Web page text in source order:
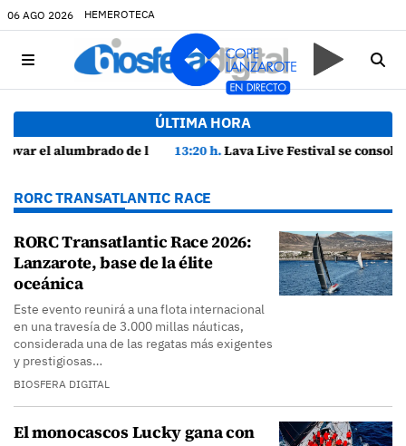
06 AGO 2026 HEMEROTECA
ÚLTIMA HORA
13:20 h.Lava Live Festival se consolida como atractivo turístico y agente dinamizador de la economía de Lanzarote
RORC TRANSATLANTIC RACE
RORC Transatlantic Race 2026:
Lanzarote, base de la élite
oceánica
Este evento reunirá a una flota internacional
en una travesía de 3.000 millas náuticas,
considerada una de las regatas más exigentes
y prestigiosas…
BIOSFERA DIGITAL
El monocascos Lucky gana con